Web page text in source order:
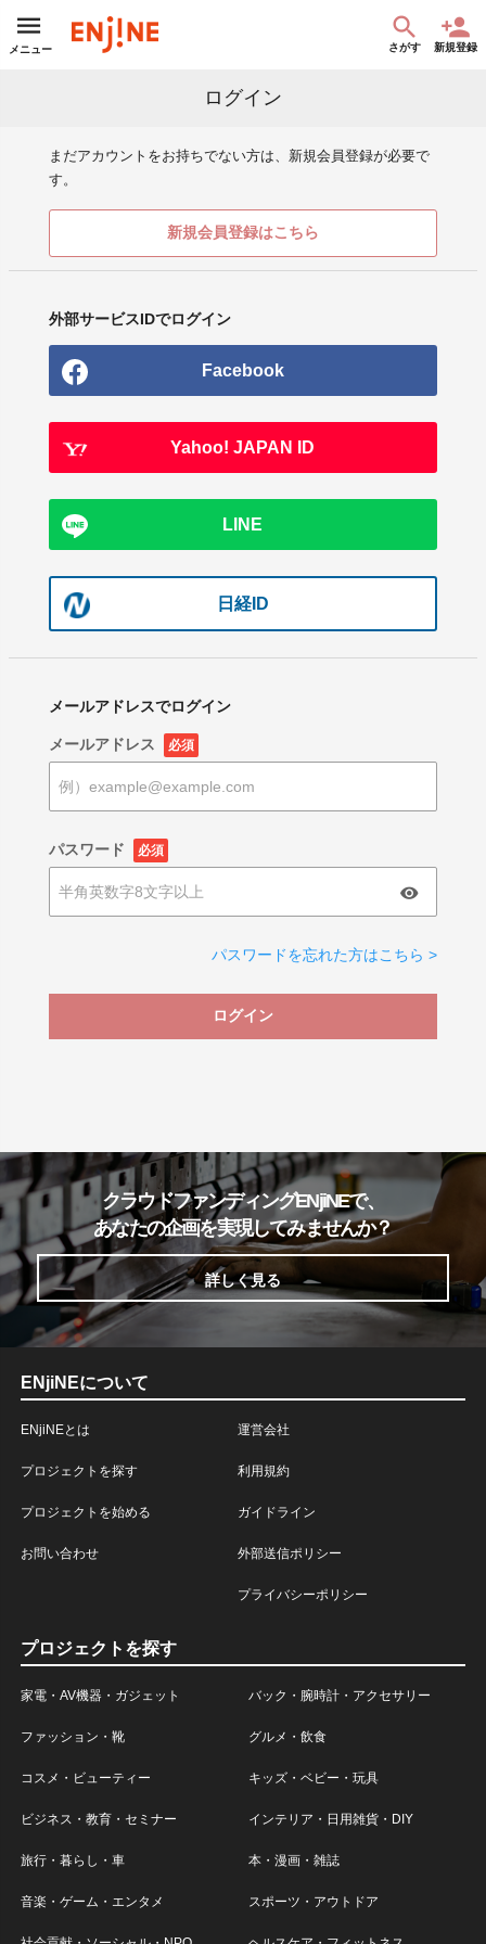
メニュー さがす 新規登録
ログイン
まだアカウントをお持ちでない方は、新規会員登録が必要で
す。
新規会員登録はこちら
外部サービスIDでログイン
Facebook
Yahoo! JAPAN ID
LINE
日経ID
メールアドレスでログイン
メールアドレス 必須
パスワード 必須
パスワードを忘れた方はこちら >
ログイン
クラウドファンディングENjiNEで、
あなたの企画を実現してみませんか？
詳しく見る
ENjiNEについて
ENjiNEとは
プロジェクトを探す
プロジェクトを始める
お問い合わせ
運営会社
利用規約
ガイドライン
外部送信ポリシー
プライバシーポリシー
プロジェクトを探す
家電・AV機器・ガジェット バック・腕時計・アクセサリー
ファッション・靴 グルメ・飲食
コスメ・ビューティー キッズ・ベビー・玩具
ビジネス・教育・セミナー インテリア・日用雑貨・DIY
旅行・暮らし・車 本・漫画・雑誌
音楽・ゲーム・エンタメ スポーツ・アウトドア